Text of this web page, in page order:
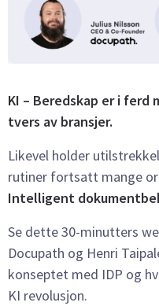
KI – Beredskap er i
tvers av bransjer.
Likevel holder
rutiner fortsatt mange
Intelligent
Se dette 30-minutters
Docupath og Henri
konseptet med IDP og
KI revolusjon.